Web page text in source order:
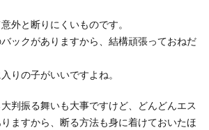
外と断りにくいものです。
ックがありますから、結構頑張っておねだ
りの子がいいですよね。
判振る舞いも大事ですけど、どんどんエス
ますから、断る方法も身に着けておいたほ